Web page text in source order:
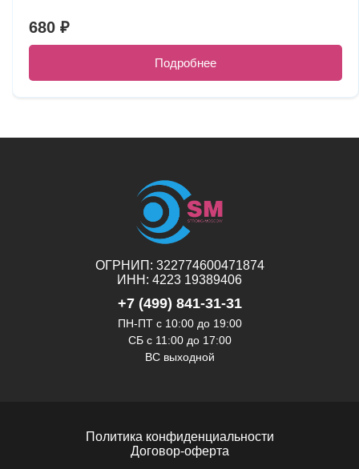
680 ₽
Подробнее
ОГРНИП: 322774600471874
ИНН: 4223 19389406
+7 (499) 841-31-31
ПН-ПТ с 10:00 до 19:00
СБ c 11:00 до 17:00
ВС выходной
Политика конфиденциальности
Договор-оферта